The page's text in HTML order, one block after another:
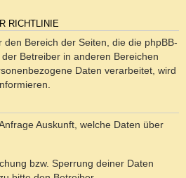
RICHTLINIE
den Bereich der Seiten, die die phpBB-
Betreiber in anderen Bereichen
Daten verarbeitet, wird
Auskunft, welche Daten über
bzw. Sperrung deiner Daten